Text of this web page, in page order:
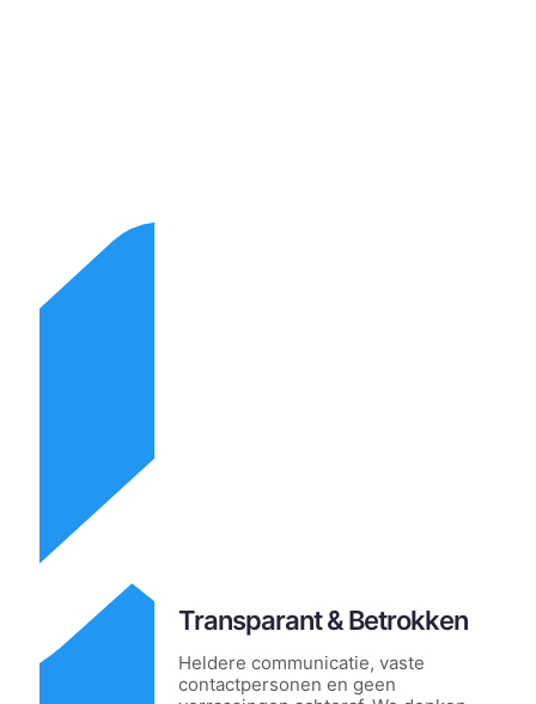
Transparant & Betrokken
Heldere communicatie, vaste
contactpersonen en geen